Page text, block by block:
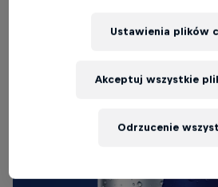
Ustawienia plików
Odrzucenie
Akceptuj wszystkie